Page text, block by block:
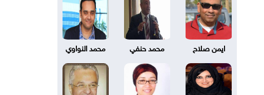
ايمن صلاح محمد حنفي محمد النواوي